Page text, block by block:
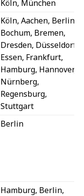
Köln, München
Köln, Aachen, Berlin,
Bochum, Bremen,
Dresden, Düsseldorf,
Essen, Frankfurt,
Hamburg, Hannover,
Nürnberg,
Regensburg,
Stuttgart
Berlin
Hamburg, Berlin,